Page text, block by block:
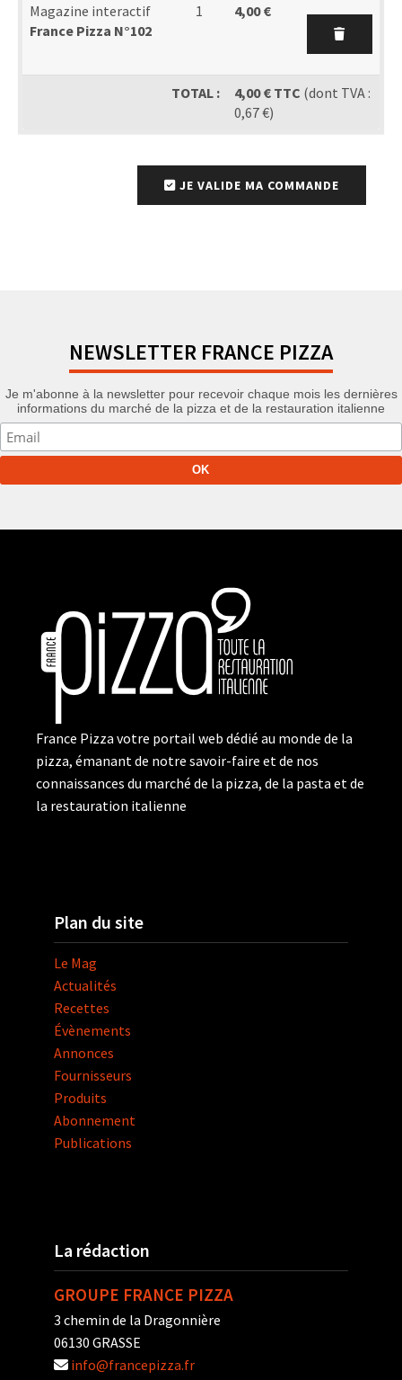
Magazine interactif
France Pizza N°102
1 4,00 €
TOTAL : 4,00 € TTC (dont TVA :
0,67 €)
JE VALIDE MA COMMANDE
NEWSLETTER FRANCE PIZZA
Je m'abonne à la newsletter pour recevoir chaque mois les dernières
informations du marché de la pizza et de la restauration italienne
France Pizza votre portail web dédié au monde de la
pizza, émanant de notre savoir-faire et de nos
connaissances du marché de la pizza, de la pasta et de
la restauration italienne
Plan du site
Le Mag
Actualités
Recettes
Évènements
Annonces
Fournisseurs
Produits
Abonnement
Publications
La rédaction
GROUPE FRANCE PIZZA
3 chemin de la Dragonnière
06130 GRASSE
info@francepizza.fr